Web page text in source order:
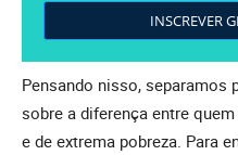
INSCREVER
Pensando nisso, separamos
sobre a diferença entre
e de extrema pobreza. Para